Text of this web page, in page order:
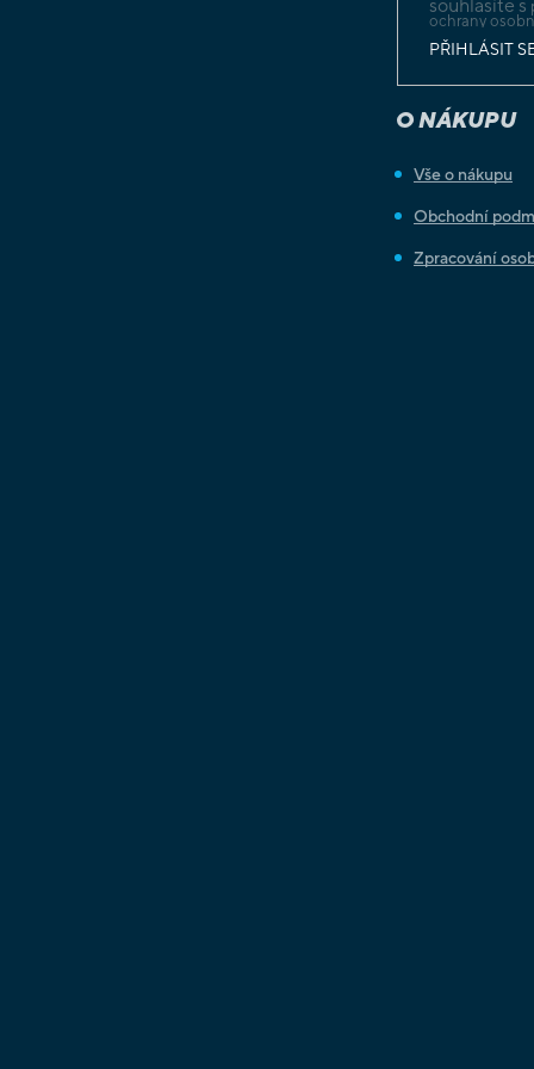
souhlasíte s
ochrany
PŘIHLÁSIT
O NÁKUPU
Vše o nákupu
Obchodní
Zpracování